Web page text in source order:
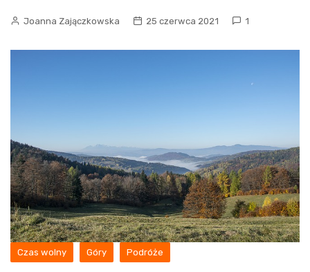
Joanna Zajączkowska 25 czerwca 2021 1
Czas wolny Góry Podróże